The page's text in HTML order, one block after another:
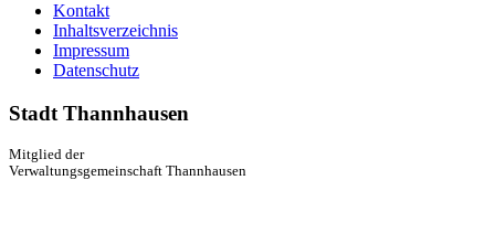
Kontakt
Inhaltsverzeichnis
Impressum
Datenschutz
Stadt Thannhausen
Mitglied der
Verwaltungsgemeinschaft Thannhausen